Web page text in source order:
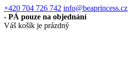
+420 704 726 742 info@beaprincess.cz
- PÁ pouze na objednání
Váš košík je prázdný